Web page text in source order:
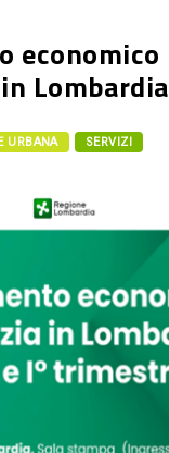
economico
Lombardia
URBANA SERVIZI